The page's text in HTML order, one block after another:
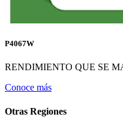
P4067W
RENDIMIENTO QUE SE
Conoce más
Otras Regiones